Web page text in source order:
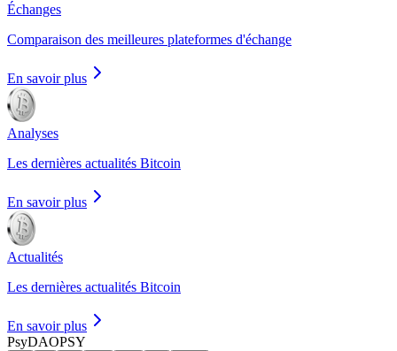
Échanges
Comparaison des meilleures plateformes d'échange
En savoir plus
Analyses
Les dernières actualités Bitcoin
En savoir plus
Actualités
Les dernières actualités Bitcoin
En savoir plus
PsyDAOPSY